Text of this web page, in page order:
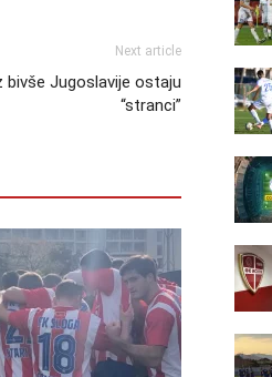
Next article
bivše Jugoslavije ostaju
“stranci”